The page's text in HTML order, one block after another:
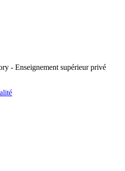
- Enseignement supérieur privé